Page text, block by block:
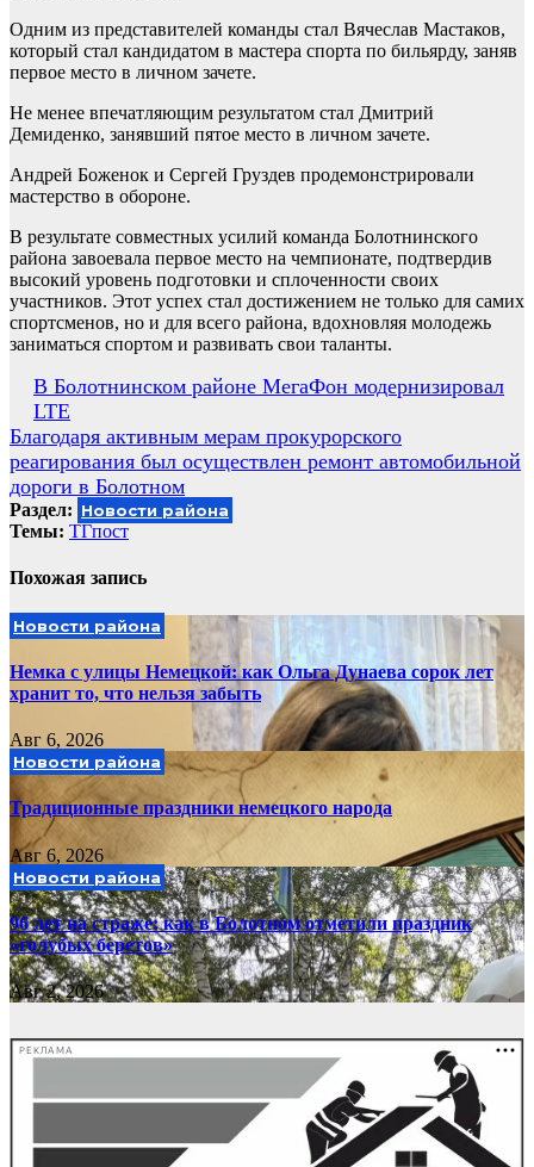
Одним из представителей команды стал Вячеслав Мастаков,
который стал кандидатом в мастера спорта по бильярду, заняв
первое место в личном зачете.
Не менее впечатляющим результатом стал Дмитрий
Демиденко, занявший пятое место в личном зачете.
Андрей Боженок и Сергей Груздев продемонстрировали
мастерство в обороне.
В результате совместных усилий команда Болотнинского
района завоевала первое место на чемпионате, подтвердив
высокий уровень подготовки и сплоченности своих
участников. Этот успех стал достижением не только для самих
спортсменов, но и для всего района, вдохновляя молодежь
заниматься спортом и развивать свои таланты.
Навигация
по
записям
В Болотнинском районе МегаФон модернизировал
LTE
Благодаря активным мерам прокурорского
реагирования был осуществлен ремонт автомобильной
дороги в Болотном
Раздел: Новости района
Темы: ТГпост
Похожая запись
Новости района
Немка с улицы Немецкой: как Ольга Дунаева сорок лет
хранит то, что нельзя забыть
Авг 6, 2026
Новости района
Традиционные праздники немецкого народа
Авг 6, 2026
Новости района
96 лет на страже: как в Болотном отметили праздник
«голубых беретов»
Авг 2, 2026
РЕКЛАМА